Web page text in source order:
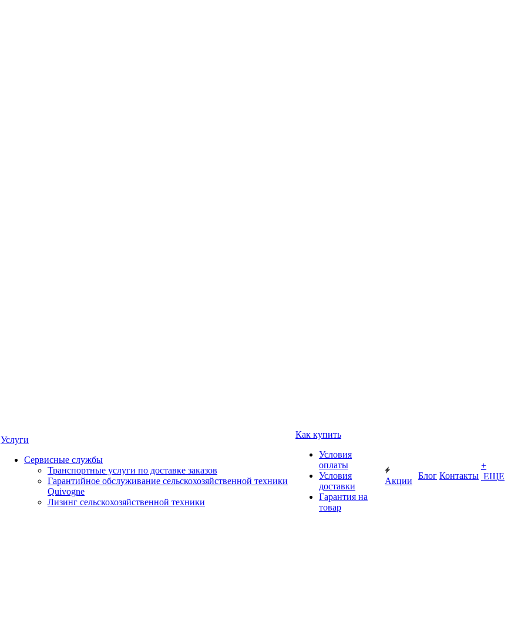
Услуги
Сервисные службы
Транспортные услуги по доставке заказов
Гарантийное обслуживание сельскохозяйственной техники
Quivogne
Лизинг сельскохозяйственной техники
Как купить
Условия
оплаты
Условия
доставки
Гарантия на
товар
Акции
Блог Контакты
+
ЕЩЕ